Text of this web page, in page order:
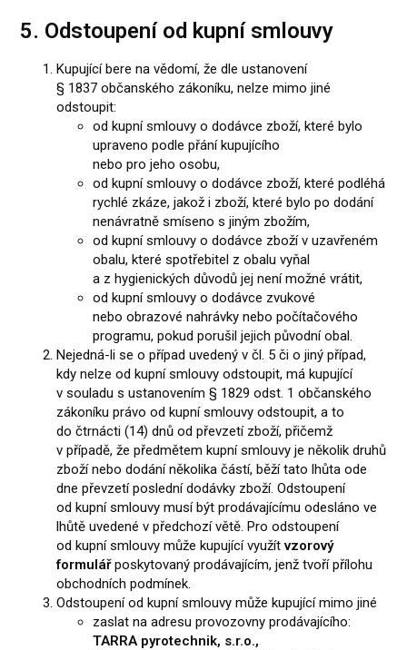
5. Odstoupení od kupní smlouvy
Kupující bere na vědomí, že dle ustanovení
§ 1837 občanského zákoníku, nelze mimo jiné
odstoupit:
od kupní smlouvy o dodávce zboží, které bylo
upraveno podle přání kupujícího
nebo pro jeho osobu,
od kupní smlouvy o dodávce zboží, které podléhá
rychlé zkáze, jakož i zboží, které bylo po dodání
nenávratně smíseno s jiným zbožím,
od kupní smlouvy o dodávce zboží v uzavřeném
obalu, které spotřebitel z obalu vyňal
a z hygienických důvodů jej není možné vrátit,
od kupní smlouvy o dodávce zvukové
nebo obrazové nahrávky nebo počítačového
programu, pokud porušil jejich původní obal.
Nejedná-li se o případ uvedený v čl. 5 či o jiný případ,
kdy nelze od kupní smlouvy odstoupit, má kupující
v souladu s ustanovením § 1829 odst. 1 občanského
zákoníku právo od kupní smlouvy odstoupit, a to
do čtrnácti (14) dnů od převzetí zboží, přičemž
v případě, že předmětem kupní smlouvy je několik druhů
zboží nebo dodání několika částí, běží tato lhůta ode
dne převzetí poslední dodávky zboží. Odstoupení
od kupní smlouvy musí být prodávajícímu odesláno ve
lhůtě uvedené v předchozí větě. Pro odstoupení
od kupní smlouvy může kupující využítvzorový
formulářposkytovaný prodávajícím, jenž tvoří přílohu
obchodních podmínek.
Odstoupení od kupní smlouvy může kupující mimo jiné
zaslat na adresu provozovny prodávajícího:
TARRA pyrotechnik, s.r.o.,